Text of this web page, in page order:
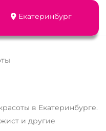
Екатеринбург
в Екатеринбурге.
и другие